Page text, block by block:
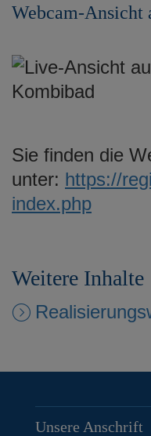
Webcam-Ansicht
Sie finden die
unter: https://
index.php
Weitere Inhalte
Unsere Anschrift